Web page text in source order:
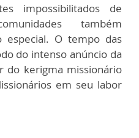
impossibilitados de
também
especial. O tempo das
do intenso anúncio da
do kerigma missionário
em seu labor